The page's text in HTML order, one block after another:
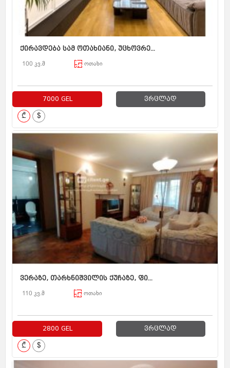
ქირავდება სამ ოთახიანი, უცხოვრე...
100 კვ.მ ოთახი
7000 GEL ვრცლად
₾ $
ვერაზე, თარხნიშვილის ქუჩაზე, ფი...
110 კვ.მ ოთახი
2800 GEL ვრცლად
₾ $